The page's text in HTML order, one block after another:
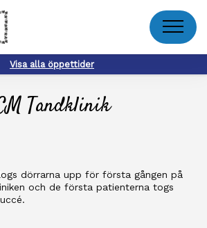
Meny
Visa alla öppettider
Tandklinik
dörrarna upp för första gången på
och de första patienterna togs